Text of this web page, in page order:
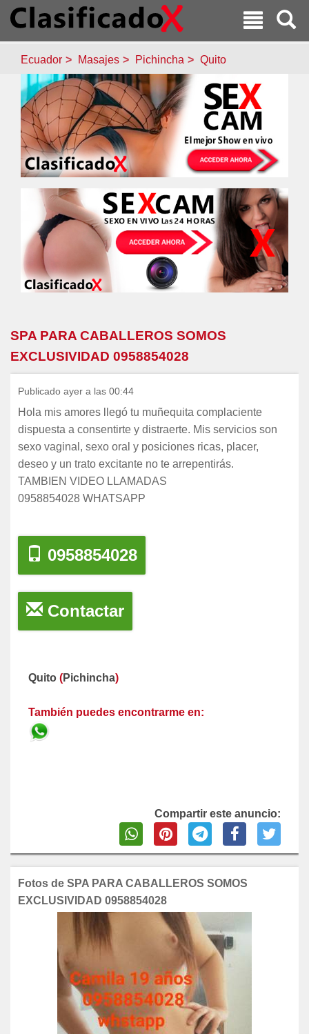
Ecuador Masajes Pichincha Quito
SPA PARA CABALLEROS SOMOS
EXCLUSIVIDAD 0958854028
Publicado ayer a las 00:44
Hola mis amores llegó tu muñequita complaciente
dispuesta a consentirte y distraerte. Mis servicios son
sexo vaginal, sexo oral y posiciones ricas, placer,
deseo y un trato excitante no te arrepentirás.
TAMBIEN VIDEO LLAMADAS
0958854028 WHATSAPP
0958854028
Contactar
Quito (Pichincha)
También puedes encontrarme en:
Compartir este anuncio:
Fotos de SPA PARA CABALLEROS SOMOS
EXCLUSIVIDAD 0958854028